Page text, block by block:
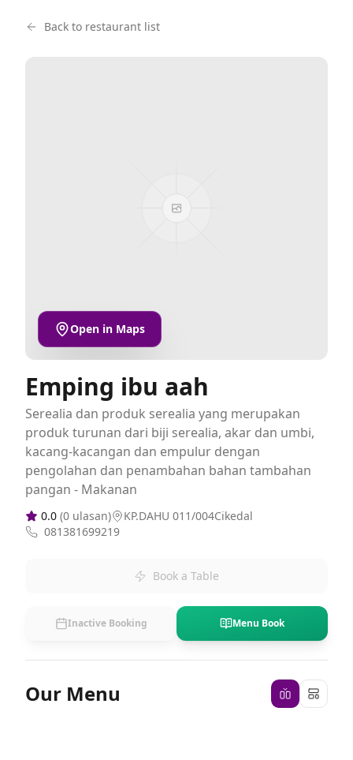
Back to restaurant list
Open in Maps
Emping ibu aah
Serealia dan produk serealia yang merupakan
produk turunan dari biji serealia, akar dan umbi,
kacang-kacangan dan empulur dengan
pengolahan dan penambahan bahan tambahan
pangan - Makanan
0.0 (0 ulasan)
KP.DAHU 011/004Cikedal
081381699219
Book a Table
Inactive Booking Menu Book
Our Menu